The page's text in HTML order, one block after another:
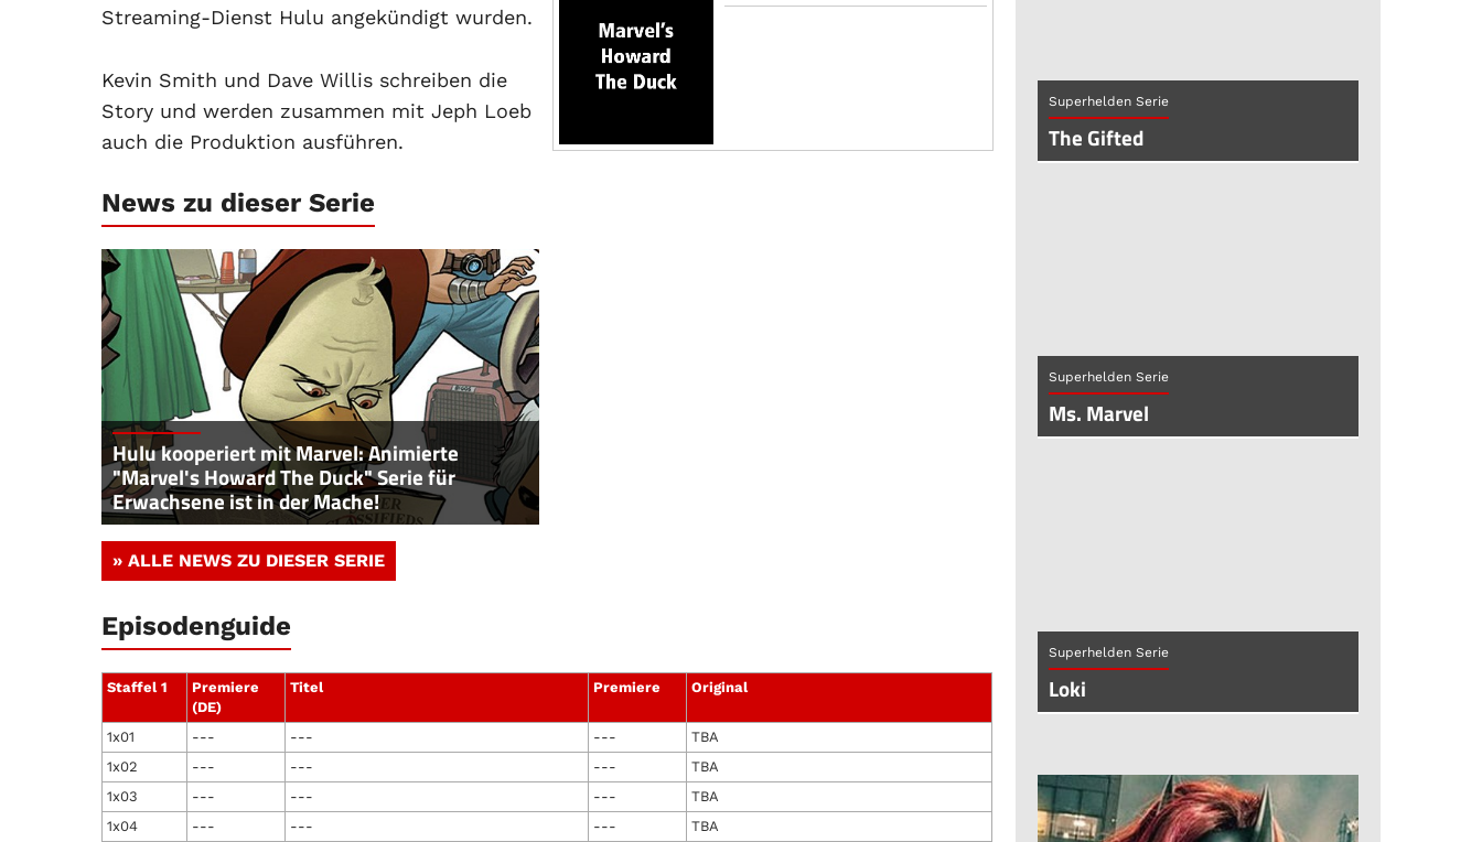
Streaming-Dienst Hulu angekündigt wurden.
Kevin Smith und Dave Willis schreiben die
Story und werden zusammen mit Jeph Loeb
auch die Produktion ausführen.
News zu dieser Serie
Hulu kooperiert mit Marvel: Animierte
"Marvel's Howard The Duck" Serie für
Erwachsene ist in der Mache!
» ALLE NEWS ZU DIESER SERIE
Episodenguide
Staffel 1
Premiere
(DE)
Titel Premiere Original
1x01 --- --- ---
TBA
1x02
--- --- ---
TBA
1x03
--- --- ---
TBA
1x04
--- --- ---
TBA
Superhelden Serie
The Gifted
Superhelden Serie
Ms. Marvel
Superhelden Serie
Loki